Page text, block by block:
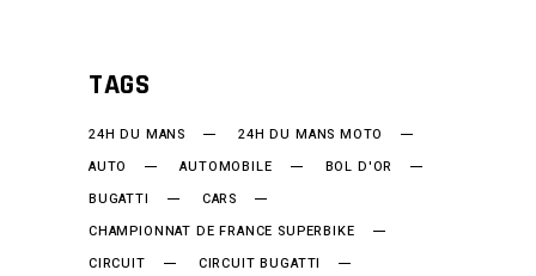
TAGS
24H DU MANS
24H DU MANS MOTO
AUTO
AUTOMOBILE
BOL D'OR
BUGATTI
CARS
CHAMPIONNAT DE FRANCE SUPERBIKE
CIRCUIT
CIRCUIT BUGATTI